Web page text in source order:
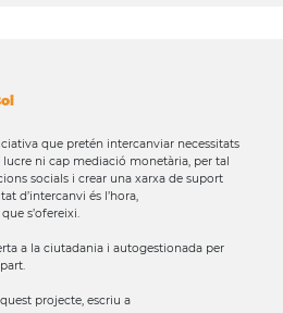
que pretén intercanviar necessitats
lucre ni cap mediació monetària, per tal
socials i crear una xarxa de suport
d’intercanvi és l’hora,
s’ofereixi.
a la ciutadania i autogestionada per
projecte, escriu a